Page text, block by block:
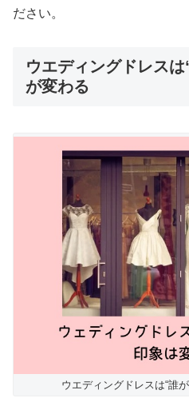
ださい。
ウエディングドレス
が変わる
ウエディングドレスは“誰